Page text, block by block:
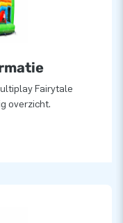
Zij noemen ons
Fairytale
overzicht.